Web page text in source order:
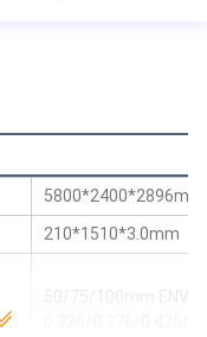
5800*2400*2896mm
210*1510*3.0mm